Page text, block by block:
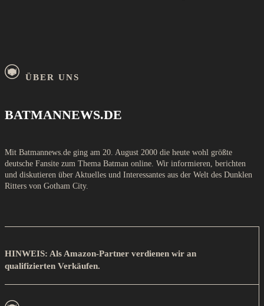
ÜBER UNS
BATMANNEWS.DE
Mit Batmannews.de ging am 20. August 2000 die heute wohl größte
deutsche Fansite zum Thema Batman online. Wir informieren, berichten
und diskutieren über Aktuelles und Interessantes aus der Welt des Dunklen
Ritters von Gotham City.
HINWEIS: Als Amazon-Partner verdienen wir an
qualifizierten Verkäufen.